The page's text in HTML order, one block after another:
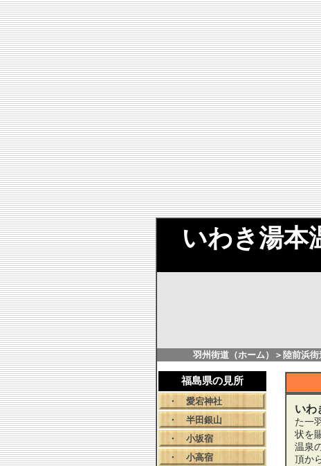
いわき湯本
羽州街道（ホーム） ＞ 陸前浜街
福島県の見所
・ 愛宕神社
・ 半田銀山
・ 小坂宿
・ 小高宿
いわ
た一
状を
温泉
頂か